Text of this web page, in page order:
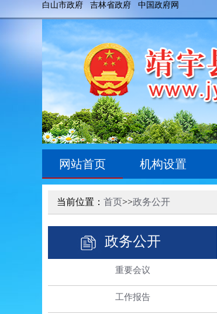
白山市政府 吉林省政府 中国政府网
网站首页 机构设置
当前位置： 首页>>政务公开
政务公开
重要会议
工作报告